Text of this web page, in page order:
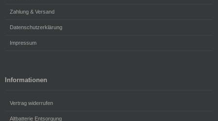
Zahlung & Versand
Datenschutzerklärung
Impressum
Informationen
Vertrag widerrufen
Altbatterie Entsorgung